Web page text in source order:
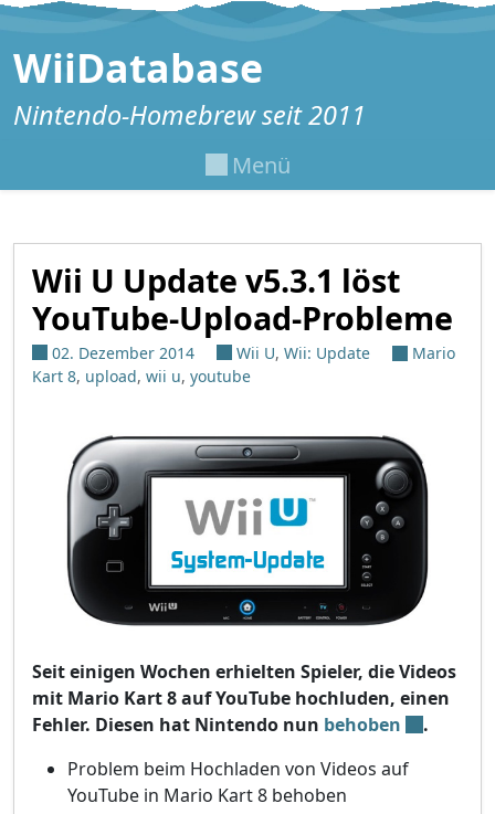
Zum Inhalt springen
WiiDatabase
Nintendo-Homebrew seit 2011
Menü
Wii U Update v5.3.1 löst
YouTube-Upload-Probleme
02. Dezember 2014 Wii U, Wii: Update
Mario
Kart 8, upload, wii u, youtube
Seit einigen Wochen erhielten Spieler, die Videos
mit Mario Kart 8 auf YouTube hochluden, einen
Fehler. Diesen hat Nintendo nun behoben
.
Problem beim Hochladen von Videos auf
YouTube in Mario Kart 8 behoben